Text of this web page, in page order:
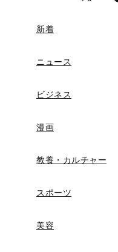
新着
ニュース
ビジネス
漫画
教養・カルチャー
スポーツ
美容